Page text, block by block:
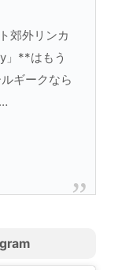
郊外リンカ
」**はもう
ギークなら